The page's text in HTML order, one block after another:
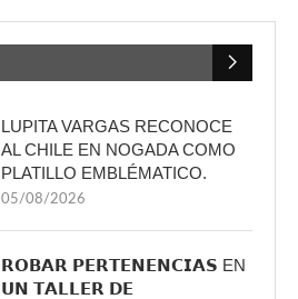
LUPITA VARGAS RECONOCE
AL CHILE EN NOGADA COMO
PLATILLO EMBLÉMATICO.
05/08/2026
𝗥𝗢𝗕𝗔𝗥 𝗣𝗘𝗥𝗧𝗘𝗡𝗘𝗡𝗖𝗜𝗔𝗦 EN
𝗨𝗡 𝗧𝗔𝗟𝗟𝗘𝗥 𝗗𝗘